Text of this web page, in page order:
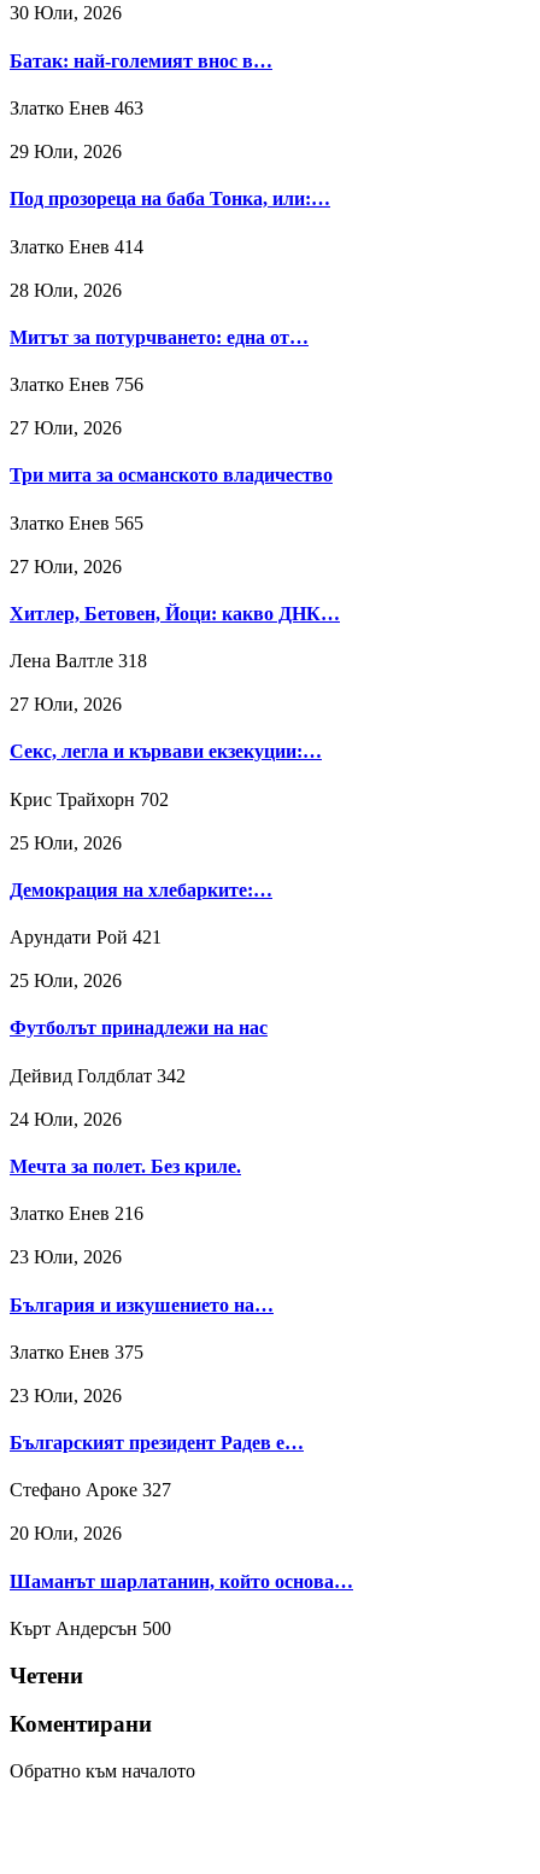
30 Юли, 2026
Батак: най-големият внос в…
Златко Енев 463
29 Юли, 2026
Под прозореца на баба Тонка, или:…
Златко Енев 414
28 Юли, 2026
Митът за потурчването: една от…
Златко Енев 756
27 Юли, 2026
Три мита за османското владичество
Златко Енев 565
27 Юли, 2026
Хитлер, Бетовен, Йоци: какво ДНК…
Лена Валтле 318
27 Юли, 2026
Секс, легла и кървави екзекуции:…
Крис Трайхорн 702
25 Юли, 2026
Демокрация на хлебарките:…
Арундати Рой 421
25 Юли, 2026
Футболът принадлежи на нас
Дейвид Голдблат 342
24 Юли, 2026
Мечта за полет. Без криле.
Златко Енев 216
23 Юли, 2026
България и изкушението на…
Златко Енев 375
23 Юли, 2026
Българският президент Радев е…
Стефано Ароке 327
20 Юли, 2026
Шаманът шарлатанин, който основа…
Кърт Андерсън 500
Четени
Коментирани
Обратно към началото